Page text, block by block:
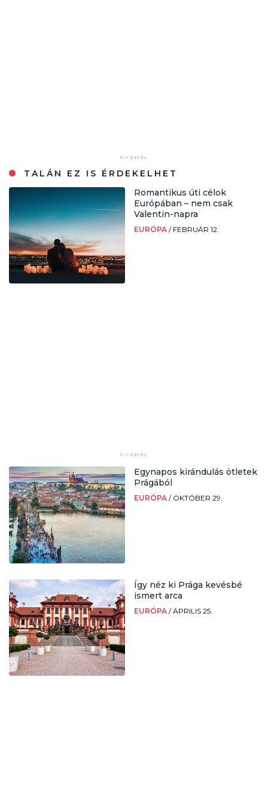
TALÁN EZ IS ÉRDEKELHET
Romantikus úti célok
Európában – nem csak
Valentin-napra
EURÓPA / FEBRUÁR 12.
Egynapos kirándulás ötletek
Prágából
EURÓPA / OKTÓBER 29.
Így néz ki Prága kevésbé
ismert arca
EURÓPA /ÁPRILIS 25.